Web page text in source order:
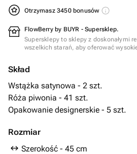
Otrzymasz 3450 bonusów
FlowBerry by BUYR - Supersklep.
Supersklepy to sklepy z doskonałymi
wszelkich starań, aby oferować
Skład
Wstążka satynowa - 2 szt.
Róża piwonia - 41 szt.
Opakowanie designerskie - 5 szt.
Rozmiar
Szerokość - 45 cm